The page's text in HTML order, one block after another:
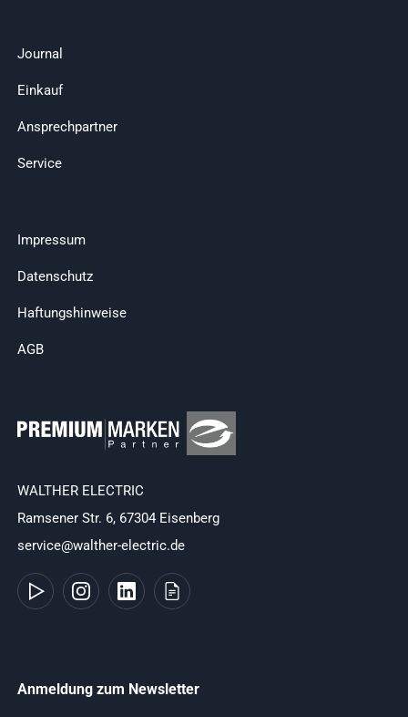
Journal
Einkauf
Ansprechpartner
Service
Impressum
Datenschutz
Haftungshinweise
AGB
WALTHER ELECTRIC
Ramsener Str. 6, 67304 Eisenberg
service@walther-electric.de
Anmeldung zum Newsletter